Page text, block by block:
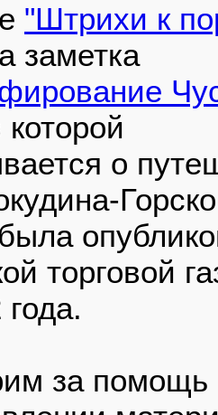
"Штрихи к
заметка
которой
о
торговой
за помощь